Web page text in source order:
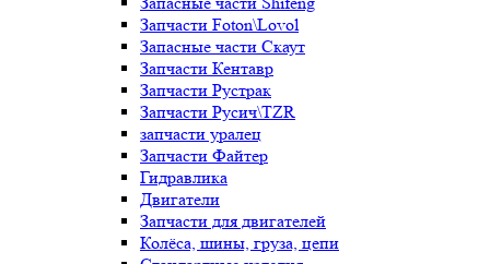
Запчасти Foton\Lovol
Запасные части Скаут
Запчасти Кентавр
Запчасти Рустрак
Запчасти Русич\TZR
запчасти уралец
Запчасти Файтер
Гидравлика
Двигатели
Запчасти для двигателей
Колёса, шины, груза, цепи